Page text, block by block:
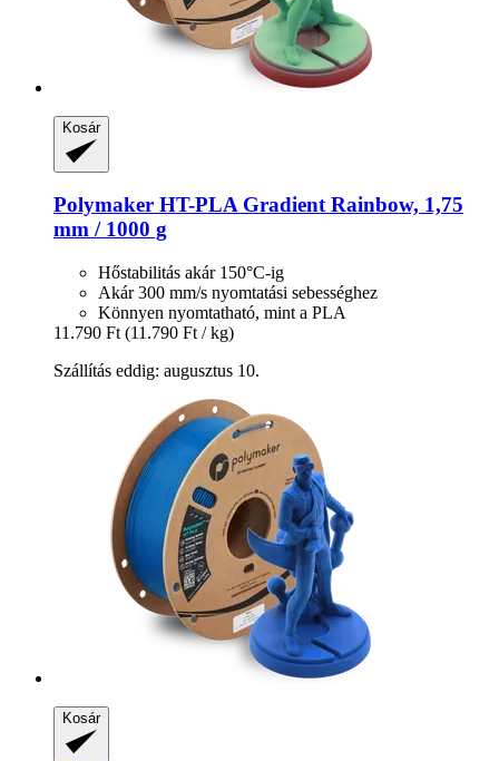
Kosár
Polymaker HT-​PLA Gradient Rainbow, 1,75
mm / 1000 g
Hőstabilitás akár 150°C-ig
Akár 300 mm/s nyomtatási sebességhez
Könnyen nyomtatható, mint a PLA
11.790 Ft (11.790 Ft / kg)
Szállítás eddig: augusztus 10.
Kosár